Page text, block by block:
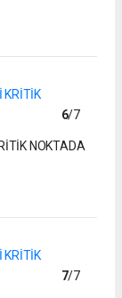
6/7
NOKTADA
7/7